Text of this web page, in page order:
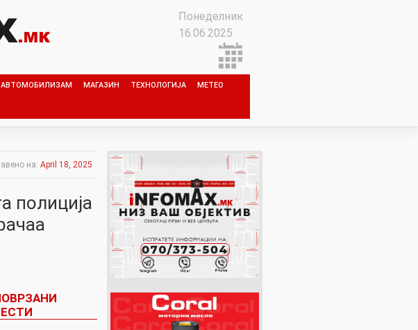
Понеделник
16.06.2025
АВТОМОБИЛИЗАМ МАГАЗИН ТЕХНОЛОГИЈА МЕТЕО
на: April 18, 2025
полиција